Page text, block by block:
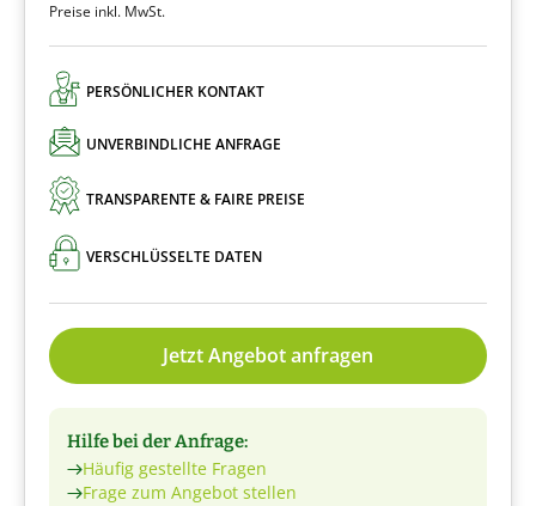
Preise inkl. MwSt.
PERSÖNLICHER KONTAKT
UNVERBINDLICHE ANFRAGE
TRANSPARENTE & FAIRE PREISE
VERSCHLÜSSELTE DATEN
Jetzt Angebot anfragen
Hilfe bei der Anfrage:
Häufig gestellte Fragen
Frage zum Angebot stellen